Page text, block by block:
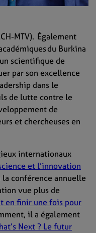
MTV). Également
du Burkina
scientifique de
par son excellence
dans le
de lutte contre le
de
et chercheuses en
internationaux
et l’innovation
conférence annuelle
vue plus de
en finir une fois pour
il a également
Next ? Le futur